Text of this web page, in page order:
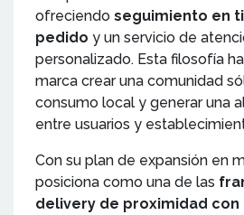
ofreciendo seguimiento en
pedido y un servicio de
personalizado. Esta filosofía
marca crear una comunidad
consumo local y generar una
entre usuarios y
Con su plan de expansión en
posiciona como una de las
delivery de proximidad con